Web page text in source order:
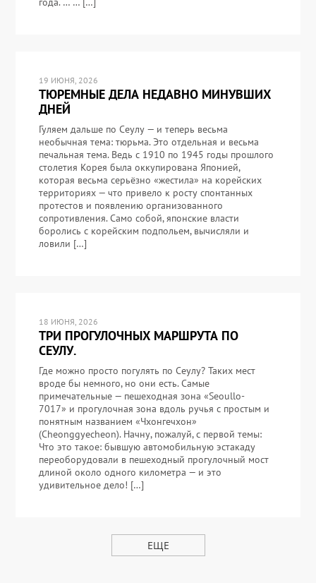
19 ИЮНЯ, 2026
ТЮРЕМНЫЕ ДЕЛА НЕДАВНО МИНУВШИХ
ДНЕЙ
Гуляем дальше по Сеулу — и теперь весьма
необычная тема: тюрьма. Это отдельная и весьма
печальная тема. Ведь с 1910 по 1945 годы прошлого
столетия Корея была оккупирована Японией,
которая весьма серьёзно «жестила» на корейских
территориях — что привело к росту спонтанных
протестов и появлению организованного
сопротивления. Само собой, японские власти
боролись с корейским подпольем, вычисляли и
ловили […]
18 ИЮНЯ, 2026
ТРИ ПРОГУЛОЧНЫХ МАРШРУТА ПО
СЕУЛУ.
Где можно просто погулять по Сеулу? Таких мест
вроде бы немного, но они есть. Самые
примечательные — пешеходная зона «Seoullo-
7017» и прогулочная зона вдоль ручья с простым и
понятным названием «Чхонгечхон»
(Cheonggyecheon). Начну, пожалуй, с первой темы:
Что это такое: бывшую автомобильную эстакаду
переоборудовали в пешеходный прогулочный мост
длиной около одного километра — и это
удивительное дело! […]
ЕЩЕ